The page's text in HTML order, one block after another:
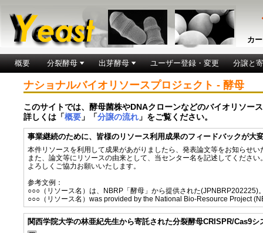
カ
概要 分裂酵母 出芽酵母 ユーザー登録・変更 分譲と
ナショナルバイオリソースプロジェクト - 酵母
このサイトでは、酵母菌株やDNAクローンなどのバイオリソー
詳しくは「概要 」「分譲の流れ 」をご覧ください。
事業継続のために、皆様のリソース利用成果のフィードバックが大
本件リソースを利用して成果があがりましたら、発表論文等をお知らせ
また、論文等にリソースの由来として、当センター名を記述してくださ
よろしくご協力お願いいたします。
参考文例：
○○○（リソース名）は、NBRP「酵母」から提供された(JPNBRP202225)
○○○（リソース名）was provided by the National Bio-Resource Project
関西学院大学の林亜紀先生から寄託された分裂酵母CRISPR/Cas9